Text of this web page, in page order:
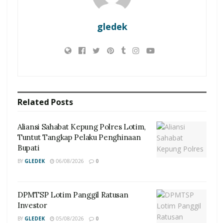
gledek
Related Posts
Aliansi Sahabat Kepung Polres Lotim,
Tuntut Tangkap Pelaku Penghinaan
Bupati
BY GLEDEK 06/08/2026 0
DPMTSP Lotim Panggil Ratusan
Investor
BY GLEDEK 05/08/2026 0